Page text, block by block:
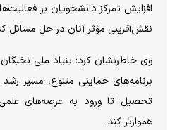
افزایش تمرکز دانشجویان بر
نقش‌آفرینی مؤثر آنان در حل مسائل
وی خاطرنشان کرد: بنیاد ملی
برنامه‌های حمایتی متنوع، مسیر
تحصیل تا ورود به عرصه‌های
هموارتر کند.